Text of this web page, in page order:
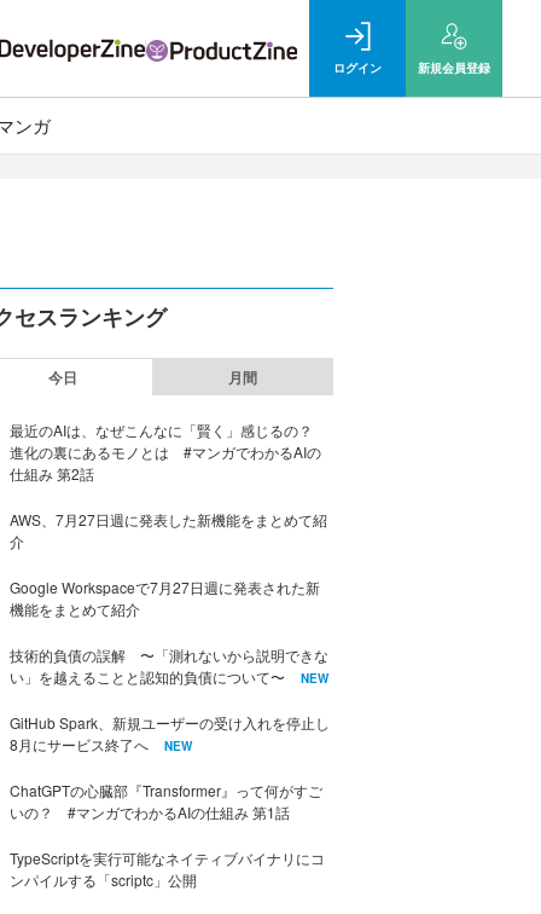
ログイン 新規会員登録
ンガ
セスランキング
今日 月間
最近のAIは、なぜこんなに「賢く」感じるの？
進化の裏にあるモノとは #マンガでわかるAIの
仕組み 第2話
AWS、7月27日週に発表した新機能をまとめて紹
介
Google Workspaceで7月27日週に発表された新
機能をまとめて紹介
技術的負債の誤解 〜「測れないから説明できな
い」を越えることと認知的負債について〜
NEW
GitHub Spark、新規ユーザーの受け入れを停止し
8月にサービス終了へ
NEW
ChatGPTの心臓部『Transformer』って何がすご
いの？ #マンガでわかるAIの仕組み 第1話
TypeScriptを実行可能なネイティブバイナリにコ
ンパイルする「scriptc」公開